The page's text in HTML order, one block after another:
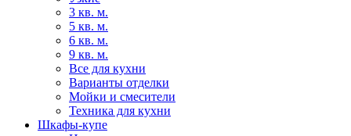
3 кв. м.
5 кв. м.
6 кв. м.
9 кв. м.
Все для кухни
Варианты отделки
Мойки и смесители
Техника для кухни
Шкафы-купе